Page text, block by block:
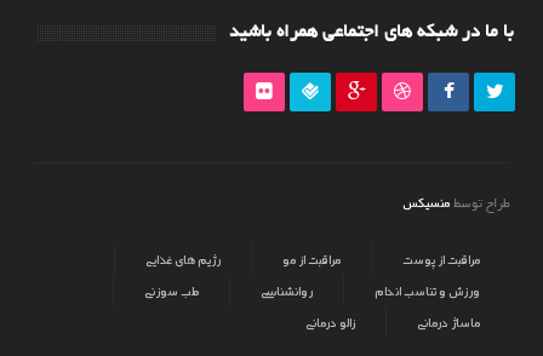
با ما در شبکه های اجتماعی همراه باشید
طراح توسط منسیکس
مراقبت از پوست مراقبت از مو
رژیم های غذایی
ورزش و تناسب اندام
روانشناسی
طب سوزنی
ماساژ درمانی
زالو درمانی